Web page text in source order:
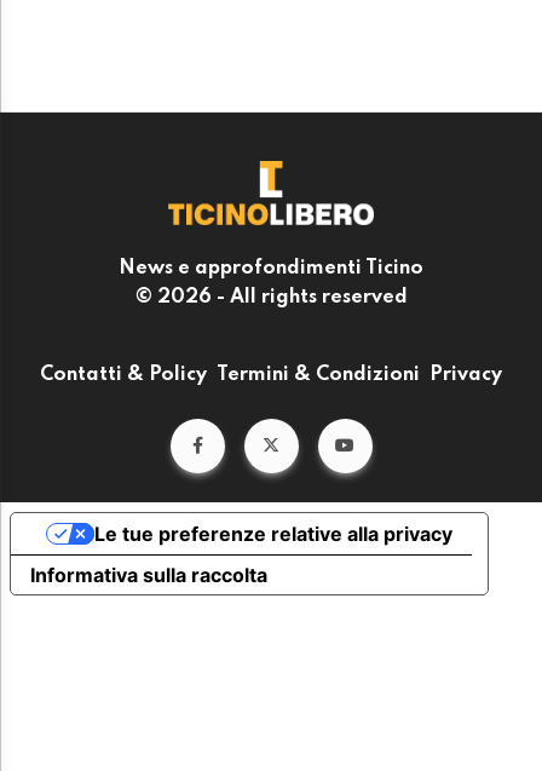
News e approfondimenti Ticino
© 2026 - All rights reserved
Contatti & Policy Termini & Condizioni Privacy
Informativa sulla raccolta
Le tue preferenze relative alla privacy